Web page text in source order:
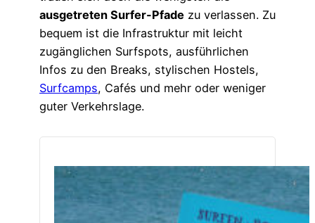
ausgetreten Surfer-Pfade zu verlassen. Zu
bequem ist die Infrastruktur mit leicht
zugänglichen Surfspots, ausführlichen
Infos zu den Breaks, stylischen Hostels,
Surfcamps, Cafés und mehr oder weniger
guter Verkehrslage.